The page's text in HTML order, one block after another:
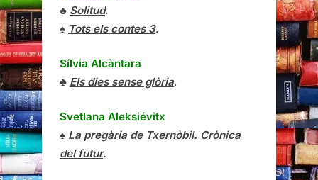
♣ Solitud.
♠ Tots els contes 3.
Sílvia Alcàntara
♣ Els dies sense glòria.
Svetlana Aleksiévitx
♠ La pregària de Txernòbil. Crònica
del futur.